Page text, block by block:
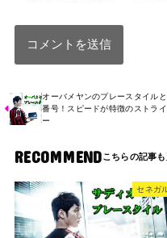
オーバメヤンのプレースタイル
番号！スピードが特徴のストラ
ー
RECOMMEND
セネガ